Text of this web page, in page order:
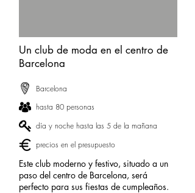
Un club de moda en el centro de
Barcelona
Barcelona
hasta 80 personas
día y noche hasta las 5 de la mañana
precios en el presupuesto
Este club moderno y festivo, situado a un
paso del centro de Barcelona, será
perfecto para sus fiestas de cumpleaños.